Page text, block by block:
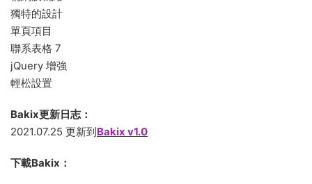
獨特的設計
單頁項目
聯系表格 7
jQuery 增強
輕松設置
Bakix更新日志：
2021.07.25 更新到Bakix v1.0
下載Bakix：